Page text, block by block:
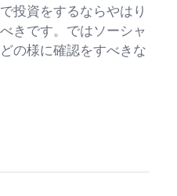
投資をするならやはり
きです。ではソーシャ
の様に確認をすべきな